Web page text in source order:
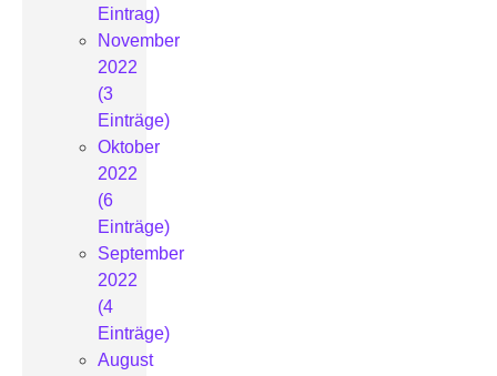
Eintrag)
November
2022
(3
Einträge)
Oktober
2022
(6
Einträge)
September
2022
(4
Einträge)
August